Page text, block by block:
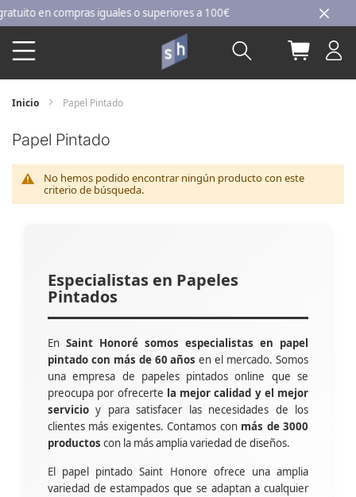
Ir
al
contenido
en compras iguales o superiores a 100€
Buscar Mi
Inicio Papel Pintado
Papel Pintado
No hemos podido encontrar ningún producto con este
criterio de búsqueda.
Especialistas en Papeles
Pintados
En Saint Honoré somos especialistas en papel
pintado con más de 60 años en el mercado. Somos
una empresa de papeles pintados online que se
preocupa por ofrecerte la mejor calidad y el mejor
servicio y para satisfacer las necesidades de los
clientes más exigentes. Contamos con más de 3000
productos con la más amplia variedad de diseños.
El papel pintado Saint Honore ofrece una amplia
variedad de estampados que se adaptan a cualquier